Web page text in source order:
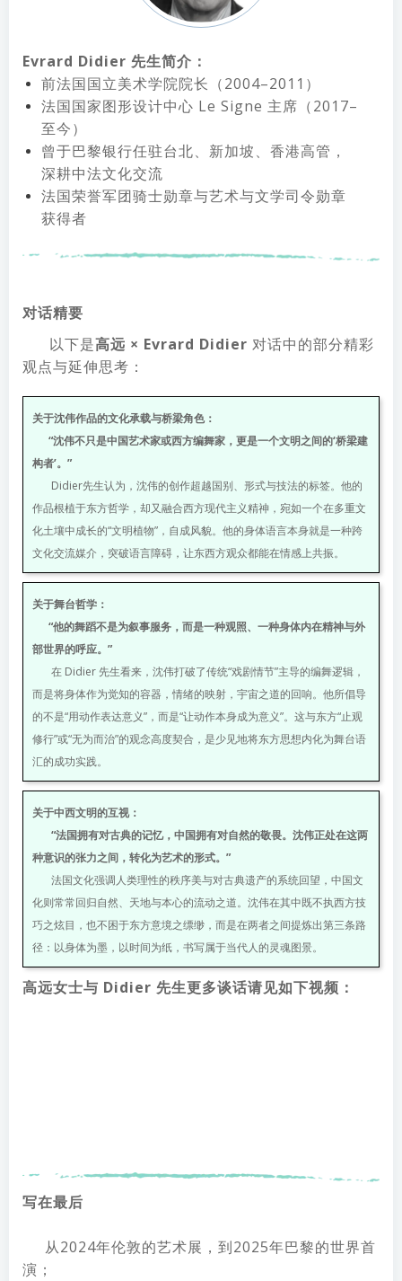
Evrard Didier 先生简介：
前法国国立美术学院院长（2004–2011）
法国国家图形设计中心 Le Signe 主席（2017–
至今）
曾于巴黎银行任驻台北、新加坡、香港高管，
深耕中法文化交流
法国荣誉军团骑士勋章与艺术与文学司令勋章
获得者
对话精要
以下是高远 × Evrard Didier 对话中的部分精彩
观点与延伸思考：
关于沈伟作品的文化承载与桥梁角色：
“沈伟不只是中国艺术家或西方编舞家，更是一个文明之间的‘桥梁建
构者’。”
Didier先生认为，沈伟的创作超越国别、形式与技法的标签。他的
作品根植于东方哲学，却又融合西方现代主义精神，宛如一个在多重文
化土壤中成长的“文明植物”，自成风貌。他的身体语言本身就是一种跨
文化交流媒介，突破语言障碍，让东西方观众都能在情感上共振。
关于舞台哲学：
“他的舞蹈不是为叙事服务，而是一种观照、一种身体内在精神与外
部世界的呼应。”
在 Didier 先生看来，沈伟打破了传统“戏剧情节”主导的编舞逻辑，
而是将身体作为觉知的容器，情绪的映射，宇宙之道的回响。他所倡导
的不是“用动作表达意义”，而是“让动作本身成为意义”。这与东方“止观
修行”或“无为而治”的观念高度契合，是少见地将东方思想内化为舞台语
汇的成功实践。
关于中西文明的互视：
“法国拥有对古典的记忆，中国拥有对自然的敬畏。沈伟正处在这两
种意识的张力之间，转化为艺术的形式。”
法国文化强调人类理性的秩序美与对古典遗产的系统回望，中国文
化则常常回归自然、天地与本心的流动之道。沈伟在其中既不执西方技
巧之炫目，也不困于东方意境之缥缈，而是在两者之间提炼出第三条路
径：以身体为墨，以时间为纸，书写属于当代人的灵魂图景。
高远女士与 Didier 先生更多谈话请见如下视频：
写在最后
从2024年伦敦的艺术展，到2025年巴黎的世界首
演；